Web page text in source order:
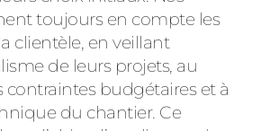
toujours en compte les
clientèle, en veillant
de leurs projets, au
contraintes budgétaires et à
du chantier. Ce